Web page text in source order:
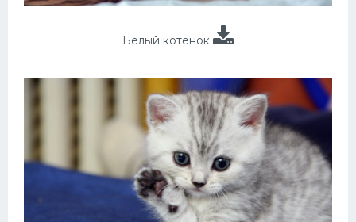
Белый котенок